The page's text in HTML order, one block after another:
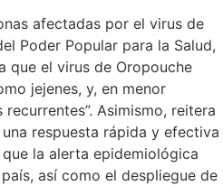
afectadas por el virus de
Poder Popular para la Salud,
que el virus de Oropouche
jejenes, y, en menor
Asimismo, reitera
respuesta rápida y efectiva
la alerta epidemiológica
así como el despliegue de